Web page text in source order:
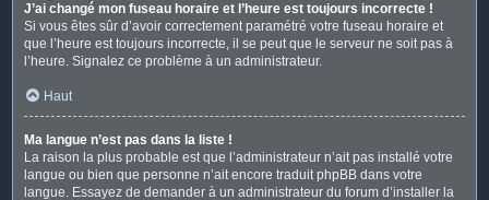
J’ai changé mon fuseau horaire et l’heure est toujours incorrecte !
Si vous êtes sûr d’avoir correctement paramétré votre fuseau horaire et
que l’heure est toujours incorrecte, il se peut que le serveur ne soit pas à
l’heure. Signalez ce problème à un administrateur.
Haut
Ma langue n’est pas dans la liste !
La raison la plus probable est que l’administrateur n’ait pas installé votre
langue ou bien que personne n’ait encore traduit phpBB dans votre
langue. Essayez de demander à un administrateur du forum d’installer la